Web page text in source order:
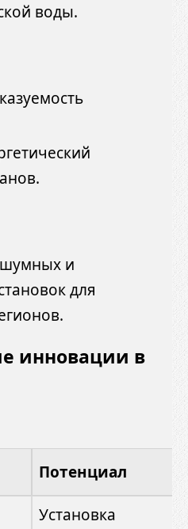
воды.
и
для
инновации в
Потенциал
Установка